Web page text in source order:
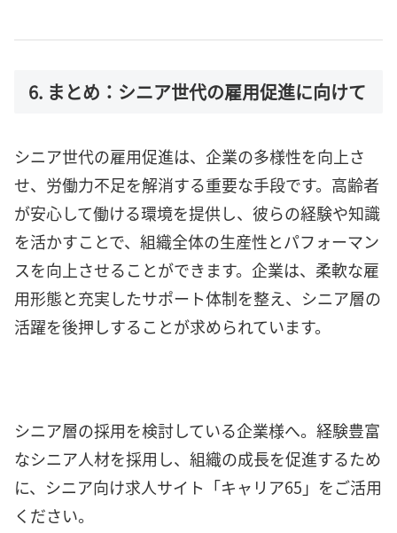
6. まとめ：シニア世代の雇用促進に向けて
シニア世代の雇用促進は、企業の多様性を向上さ
せ、労働力不足を解消する重要な手段です。高齢者
が安心して働ける環境を提供し、彼らの経験や知識
を活かすことで、組織全体の生産性とパフォーマン
スを向上させることができます。企業は、柔軟な雇
用形態と充実したサポート体制を整え、シニア層の
活躍を後押しすることが求められています。
シニア層の採用を検討している企業様へ。経験豊富
なシニア人材を採用し、組織の成長を促進するため
に、シニア向け求人サイト「キャリア65」をご活用
ください。